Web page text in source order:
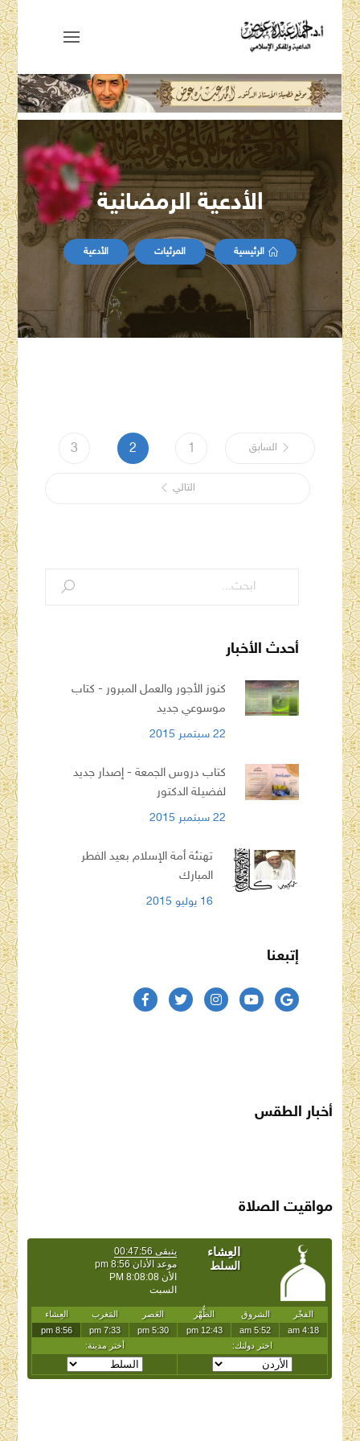
الأدعية الرمضانية
الرئيسية المرئيات الأدعية
السابق 1
2
3
التالي
أحدث الأخبار
كنوز الأجور والعمل المبرور - كتاب
موسوعي جديد
22 سبتمبر 2015
كتاب دروس الجمعة - إصدار جديد
لفضيلة الدكتور
22 سبتمبر 2015
تهنئة أمة الإسلام بعيد الفطر
المبارك
16 يوليو 2015
إتبعنا
أخبار الطقس
مواقيت الصلاة